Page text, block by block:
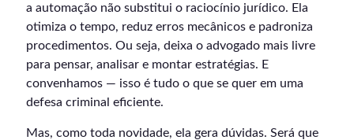
a automação não substitui o raciocínio jurídico. Ela
otimiza o tempo, reduz erros mecânicos e padroniza
procedimentos. Ou seja, deixa o advogado mais livre
para pensar, analisar e montar estratégias. E
convenhamos — isso é tudo o que se quer em uma
defesa criminal eficiente.
Mas, como toda novidade, ela gera dúvidas. Será que